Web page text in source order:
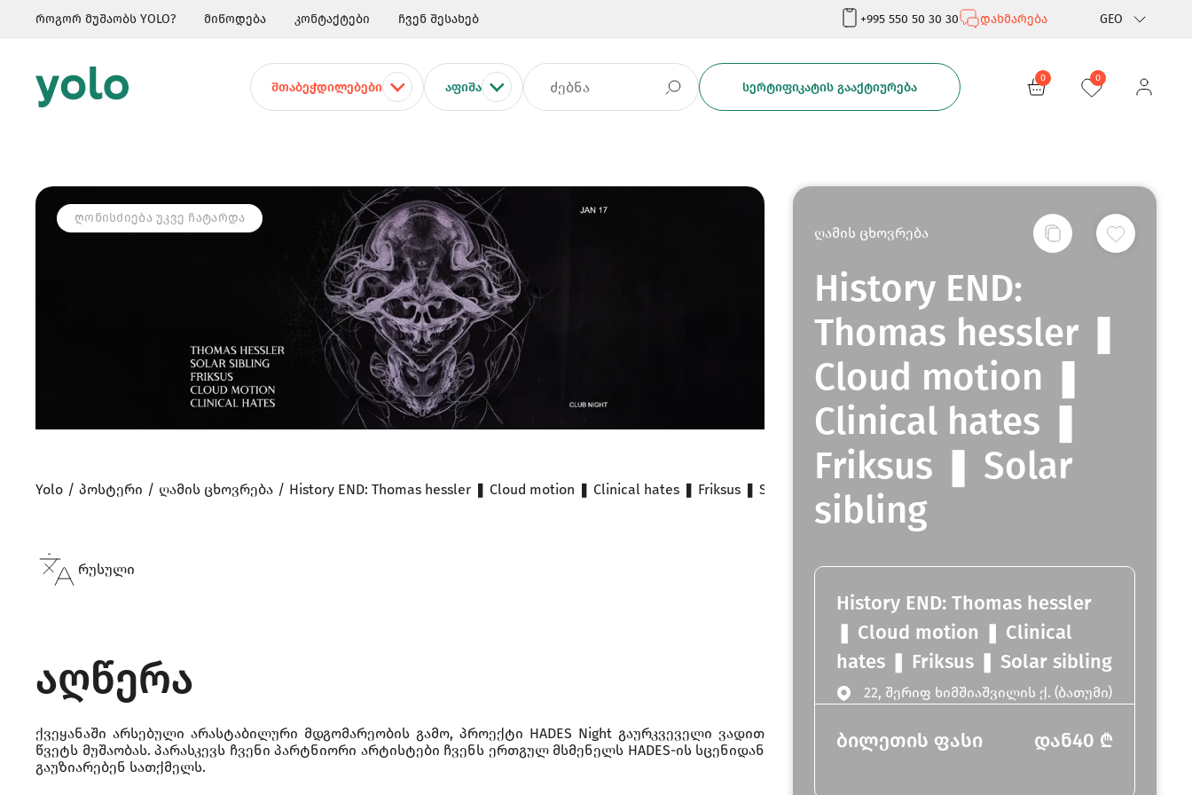
როგორ მუშაობს YOLO? მიწოდება კონტაქტები ჩვენ შესახებ +995 550 50 30 30 დახმარება GEO
Rus
ᲨᲗᲐᲑᲔᲭᲓᲘᲚᲔᲑᲔᲑᲘ ᲐᲤᲘᲨᲐ ᲡᲔᲠᲢᲘᲤᲘᲙᲐᲢᲘᲡ ᲒᲐᲐᲥᲢᲘᲣᲠᲔᲑᲐ
0 0
ᲦᲝᲜᲘᲡᲫᲘᲔᲑᲐ ᲣᲙᲕᲔ ᲩᲐᲢᲐᲠᲓᲐ
ღამის ცხოვრება
History END:
Thomas hessler ❚
Cloud motion ❚
Clinical hates ❚
Friksus ❚ Solar
sibling
History END: Thomas hessler
❚ Cloud motion ❚ Clinical
hates ❚ Friksus ❚ Solar sibling
22, შერიფ ხიმშიაშვილის ქ. (ბათუმი)
ბილეთის ფასი დან40 ₾
Yolo პოსტერი ღამის ცხოვრება History END: Thomas hessler ❚ Cloud motion ❚ Clinical hates ❚ Friksus ❚ Solar sibling
რუსული
აღწერა
ქვეყანაში არსებული არასტაბილური მდგომარეობის გამო, პროექტი HADES Night გაურკვეველი ვადით
წვეტს მუშაობას. პარასკევს ჩვენი პარტნიორი არტისტები ჩვენს ერთგულ მსმენელს HADES-ის სცენიდან
გაუზიარებენ სათქმელს.